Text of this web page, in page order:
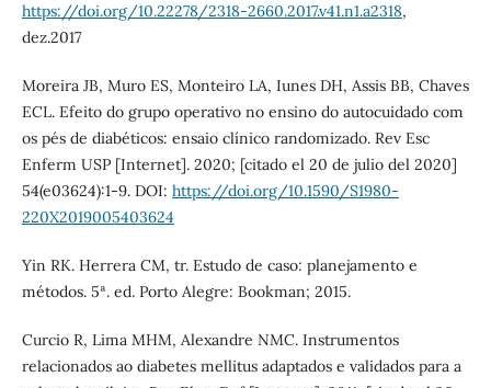
https://doi.org/10.22278/2318-2660.2017.v41.n1.a2318,
dez.2017
Moreira JB, Muro ES, Monteiro LA, Iunes DH, Assis BB, Chaves
ECL. Efeito do grupo operativo no ensino do autocuidado com
os pés de diabéticos: ensaio clínico randomizado. Rev Esc
Enferm USP [Internet]. 2020; [citado el 20 de julio del 2020]
54(e03624):1-9. DOI: https://doi.org/10.1590/S1980-
220X2019005403624
Yin RK. Herrera CM, tr. Estudo de caso: planejamento e
métodos. 5ª. ed. Porto Alegre: Bookman; 2015.
Curcio R, Lima MHM, Alexandre NMC. Instrumentos
relacionados ao diabetes mellitus adaptados e validados para a